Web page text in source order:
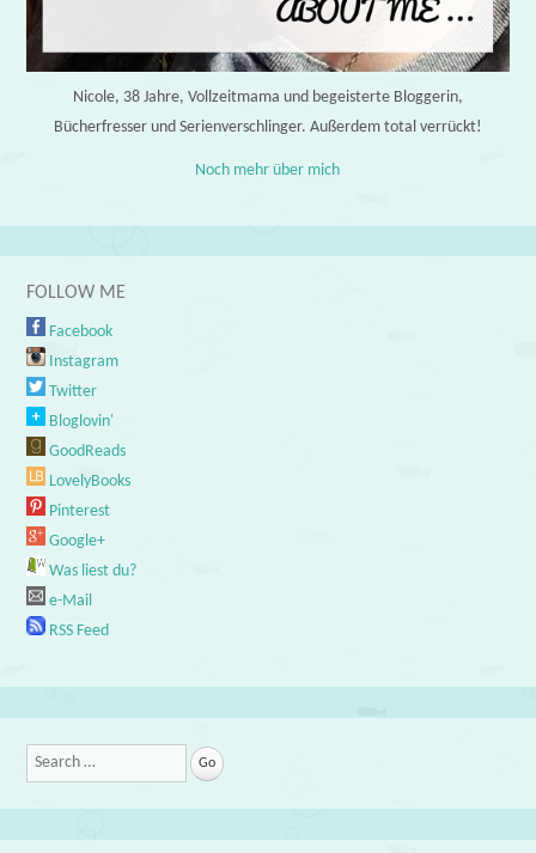
Nicole, 38 Jahre, Vollzeitmama und begeisterte Bloggerin,
Bücherfresser und Serienverschlinger. Außerdem total verrückt!
Noch mehr über mich
FOLLOW ME
Facebook
Instagram
Twitter
Bloglovin'
GoodReads
LovelyBooks
Pinterest
Google+
Was liest du?
e-Mail
RSS Feed
Search